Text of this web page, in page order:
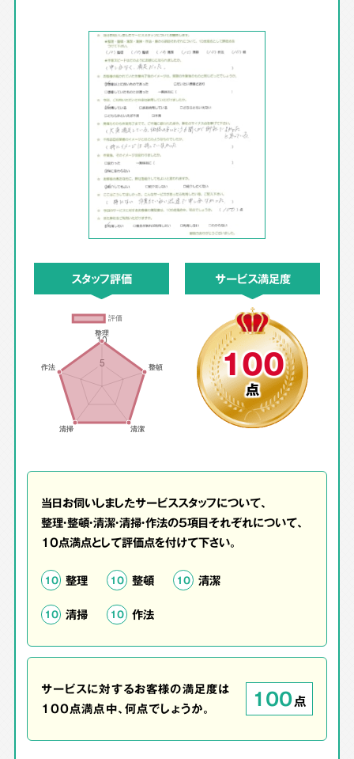
スタッフ評価 サービス満足度
100
点
当日お伺いしましたサービススタッフについて、
整理・整頓・清潔・清掃・作法の5項目それぞれについて、
10点満点として評価点を付けて下さい。
10 整理 10 整頓 10 清潔
10 清掃 10 作法
サービスに対するお客様の満足度は
100点満点中、何点でしょうか。
100点